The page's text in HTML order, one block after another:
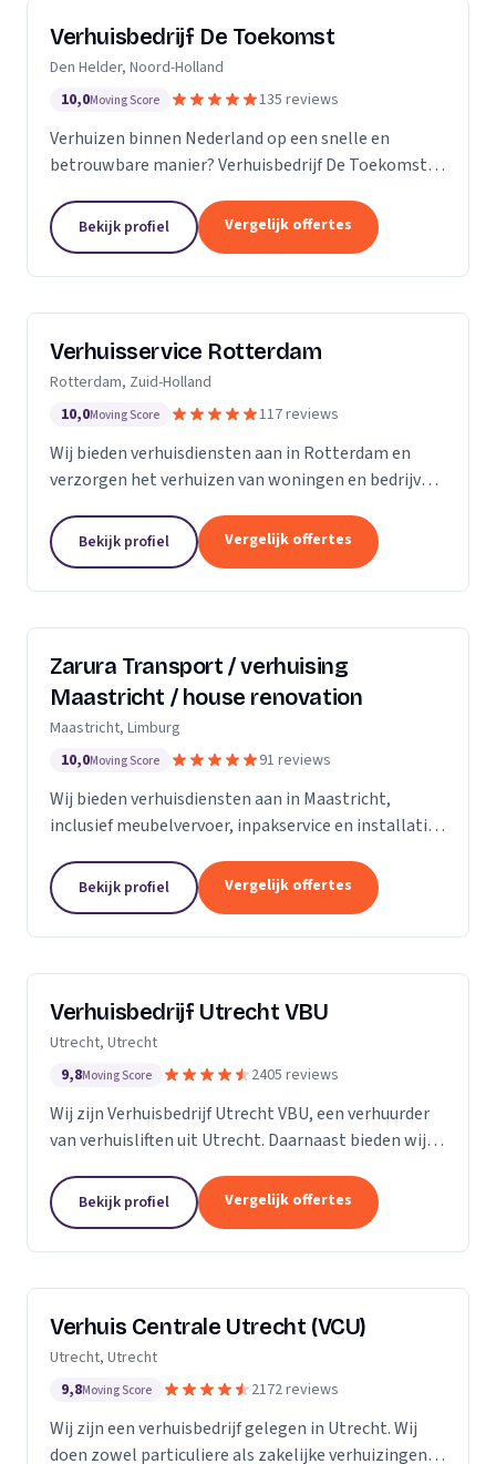
Verhuisbedrijf De Toekomst
Den Helder, Noord-Holland
10,0Moving Score 135 reviews
Verhuizen binnen Nederland op een snelle en
betrouwbare manier? Verhuisbedrijf De Toekomst
worden naar de nieuwe locatie. En dat 24/7! Want of
u...
Bekijk profiel Vergelijk offertes
Verhuisservice Rotterdam
Rotterdam, Zuid-Holland
10,0Moving Score 117 reviews
Wij bieden verhuisdiensten aan in Rotterdam en
verzorgen het verhuizen van woningen en bedrijven
Bekijk profiel Vergelijk offertes
Zarura Transport / verhuising
Maastricht / house renovation
Maastricht, Limburg
10,0Moving Score 91 reviews
Wij bieden verhuisdiensten aan in Maastricht,
inclusief meubelvervoer, inpakservice en installatie
Bekijk profiel Vergelijk offertes
Verhuisbedrijf Utrecht VBU
Utrecht, Utrecht
9,8Moving Score 2405 reviews
Wij zijn Verhuisbedrijf Utrecht VBU, een verhuurder
van verhuisliften uit Utrecht. Daarnaast bieden wij
Bekijk profiel Vergelijk offertes
Verhuis Centrale Utrecht (VCU)
Utrecht, Utrecht
9,8Moving Score 2172 reviews
Wij zijn een verhuisbedrijf gelegen in Utrecht. Wij
doen zowel particuliere als zakelijke verhuizingen.